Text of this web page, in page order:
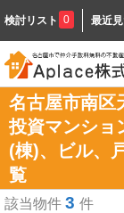
検討リスト 0 最近
名古屋市南区
投資マンショ
(棟)、ビル、
覧
該当物件 3 件